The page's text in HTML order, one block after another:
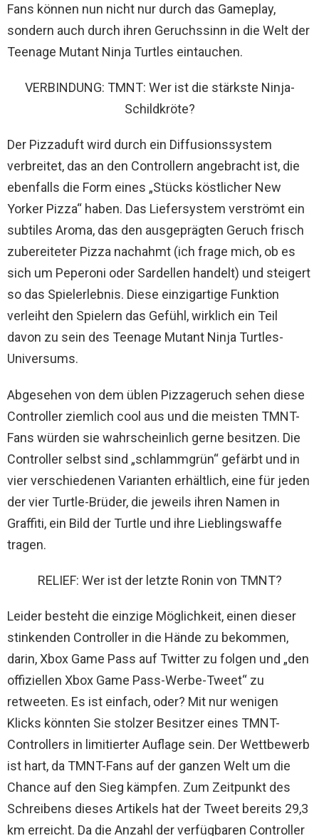
Fans können nun nicht nur durch das Gameplay,
sondern auch durch ihren Geruchssinn in die Welt der
Teenage Mutant Ninja Turtles eintauchen.
VERBINDUNG: TMNT: Wer ist die stärkste Ninja-
Schildkröte?
Der Pizzaduft wird durch ein Diffusionssystem
verbreitet, das an den Controllern angebracht ist, die
ebenfalls die Form eines „Stücks köstlicher New
Yorker Pizza“ haben. Das Liefersystem verströmt ein
subtiles Aroma, das den ausgeprägten Geruch frisch
zubereiteter Pizza nachahmt (ich frage mich, ob es
sich um Peperoni oder Sardellen handelt) und steigert
so das Spielerlebnis. Diese einzigartige Funktion
verleiht den Spielern das Gefühl, wirklich ein Teil
davon zu sein des Teenage Mutant Ninja Turtles-
Universums.
Abgesehen von dem üblen Pizzageruch sehen diese
Controller ziemlich cool aus und die meisten TMNT-
Fans würden sie wahrscheinlich gerne besitzen. Die
Controller selbst sind „schlammgrün“ gefärbt und in
vier verschiedenen Varianten erhältlich, eine für jeden
der vier Turtle-Brüder, die jeweils ihren Namen in
Graffiti, ein Bild der Turtle und ihre Lieblingswaffe
tragen.
RELIEF: Wer ist der letzte Ronin von TMNT?
Leider besteht die einzige Möglichkeit, einen dieser
stinkenden Controller in die Hände zu bekommen,
darin, Xbox Game Pass auf Twitter zu folgen und „den
offiziellen Xbox Game Pass-Werbe-Tweet“ zu
retweeten. Es ist einfach, oder? Mit nur wenigen
Klicks könnten Sie stolzer Besitzer eines TMNT-
Controllers in limitierter Auflage sein. Der Wettbewerb
ist hart, da TMNT-Fans auf der ganzen Welt um die
Chance auf den Sieg kämpfen. Zum Zeitpunkt des
Schreibens dieses Artikels hat der Tweet bereits 29,3
km erreicht. Da die Anzahl der verfügbaren Controller